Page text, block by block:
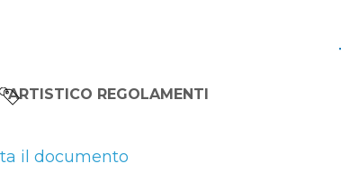
ARTISTICO REGOLAMENTI
il documento